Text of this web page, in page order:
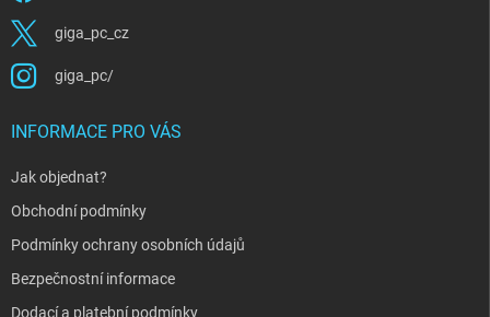
giga_pc_cz
giga_pc/
INFORMACE PRO VÁS
Jak objednat?
Obchodní podmínky
Podmínky ochrany osobních údajů
Bezpečnostní informace
Dodací a platební podmínky